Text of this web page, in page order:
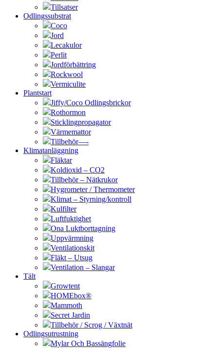
Tillsatser
Odlingssubstrat
Coco
Jord
Lecakulor
Perlit
Jordförbättring
Rockwool
Vermiculite
Plantstart
Jiffy/Coco Odlingsbrickor
Rothormon
Sticklingpropagator
Värmemattor
Tillbehör—-
Klimatanläggning
Fläktar
Koldioxid – CO2
Tillbehör – Nätkrukor
Hygrometer / Thermometer
Klimat – Styrning/kontroll
Kulfilter
Luftfuktighet
Ona Luktborttagning
Uppvärmning
Ventilationskit
Fläkt – Utsug
Ventilation – Slangar
Tält
Growtent
HOMEbox®
Mammoth
Secret Jardin
Tillbehör / Scrog / Växtnät
Odlingsutrustning
Mylar Och Bassängfolie